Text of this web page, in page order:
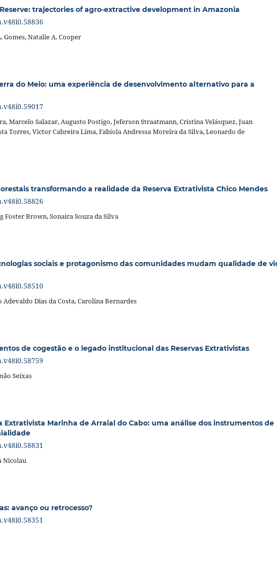
trajectories of agro-extractive development in Amazonia
Gomes, Natalie A. Cooper
do Meio: uma experiência de desenvolvimento alternativo para a
Marcelo Salazar, Augusto Postigo, Jeferson Straatmann, Cristina Velásquez, Juan
Torres, Victor Cabreira Lima, Fabíola Andressa Moreira da Silva, Leonardo de
transformando a realidade da Reserva Extrativista Chico Mendes
Foster Brown, Sonaira Souza da Silva
sociais e protagonismo das comunidades mudam qualidade de
Dias da Costa, Carolina Bernardes
de cogestão e o legado institucional das Reservas Extrativistas
Seixas
Extrativista Marinha de Arraial do Cabo: uma análise dos instrumentos de
Nicolau
avanço ou retrocesso?